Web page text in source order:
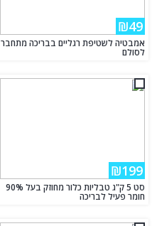
₪49
אמבטיה לשטיפת רגליים בבריכה מתחבר
לסולם
₪199
סט 5 ק"ג טבליות כלור מחוזק בעל 90%
חומר פעיל לבריכה